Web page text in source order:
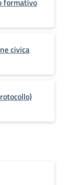
formativo
civica